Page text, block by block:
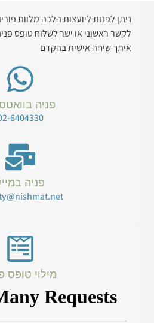
ניתן לפנות ליועצות הלכה מלוות
לקשר ראשוני או ישר לשלוח טופס
איתך שיחה אישית בהקדם
פניה
6404330
פניה
מילוי טופס